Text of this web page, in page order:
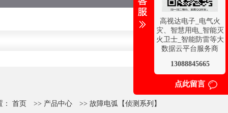
： 首页 >> 产品中心 >> 故障电弧【侦测系列】
高视达电子_电气火
灾、智慧用电_智能灭
火卫士_智能防雷等大
数据云平台服务商
13088845665
点此留言